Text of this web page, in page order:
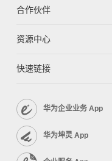
合作伙伴
资源中心
快速链接
华为企业业务 App
华为坤灵 App